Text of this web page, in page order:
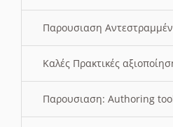
Παρουσιαση
Καλές Πρακτικές
Παρουσιαση: Authoring